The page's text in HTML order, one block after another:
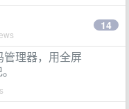
14
理器，用全屏